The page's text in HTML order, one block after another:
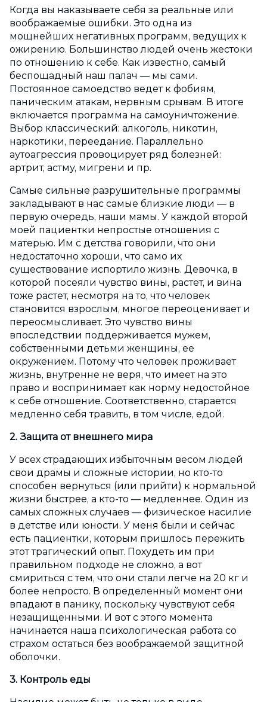
Когда вы наказываете себя за реальные или
воображаемые ошибки. Это одна из
мощнейших негативных программ, ведущих к
ожирению. Большинство людей очень жестоки
по отношению к себе. Как известно, самый
беспощадный наш палач — мы сами.
Постоянное самоедство ведет к фобиям,
паническим атакам, нервным срывам. В итоге
включается программа на самоуничтожение.
Выбор классический: алкоголь, никотин,
наркотики, переедание. Параллельно
аутоагрессия провоцирует ряд болезней:
артрит, астму, мигрени и пр.
Самые сильные разрушительные программы
закладывают в нас самые близкие люди — в
первую очередь, наши мамы. У каждой второй
моей пациентки непростые отношения с
матерью. Им с детства говорили, что они
недостаточно хороши, что само их
существование испортило жизнь. Девочка, в
которой посеяли чувство вины, растет, и вина
тоже растет, несмотря на то, что человек
становится взрослым, многое переоценивает и
переосмысливает. Это чувство вины
впоследствии поддерживается мужем,
собственными детьми женщины, ее
окружением. Потому что человек проживает
жизнь, внутренне не веря, что имеет на это
право и воспринимает как норму недостойное
к себе отношение. Соответственно, старается
медленно себя травить, в том числе, едой.
2. Защита от внешнего мира
У всех страдающих избыточным весом людей
свои драмы и сложные истории, но кто-то
способен вернуться (или прийти) к нормальной
жизни быстрее, а кто-то — медленнее. Один из
самых сложных случаев — физическое насилие
в детстве или юности. У меня были и сейчас
есть пациентки, которым пришлось пережить
этот трагический опыт. Похудеть им при
правильном подходе не сложно, а вот
смириться с тем, что они стали легче на 20 кг и
более непросто. В определенный момент они
впадают в панику, поскольку чувствуют себя
незащищенными. И вот с этого момента
начинается наша психологическая работа со
страхом остаться без воображаемой защитной
оболочки.
3. Контроль еды